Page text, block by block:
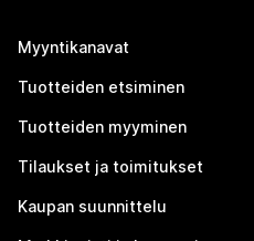
Myyntikanavat
Tuotteiden etsiminen
Tuotteiden myyminen
Tilaukset ja toimitukset
Kaupan suunnittelu